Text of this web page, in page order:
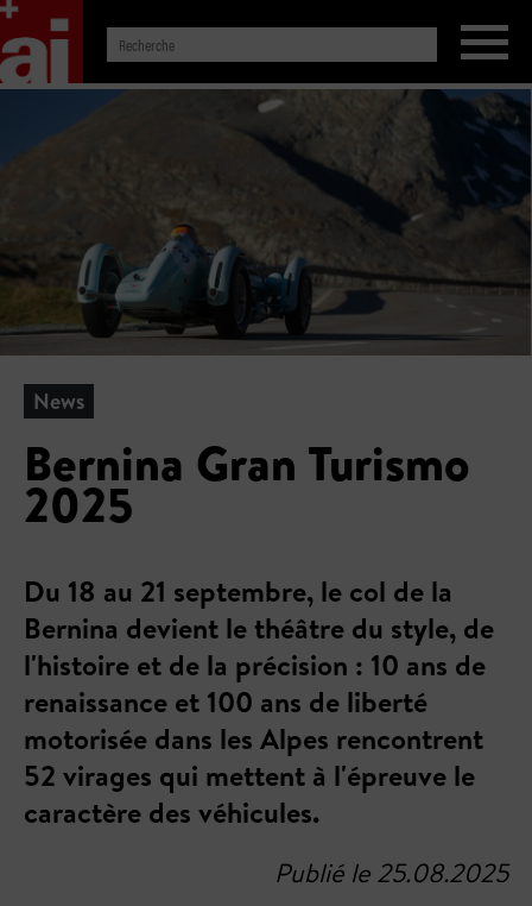
News
Bernina Gran Turismo
2025
Du 18 au 21 septembre, le col de la
Bernina devient le théâtre du style, de
l'histoire et de la précision : 10 ans de
renaissance et 100 ans de liberté
motorisée dans les Alpes rencontrent
52 virages qui mettent à l'épreuve le
caractère des véhicules.
Publié le 25.08.2025